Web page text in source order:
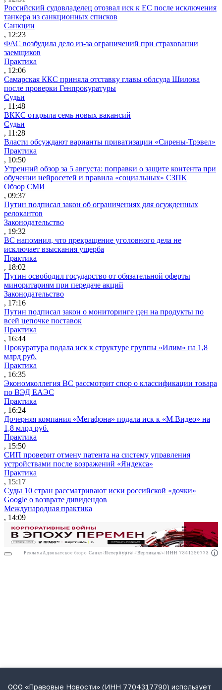
РекламаООО "Право.ру" ИНН: 7704835288
Российский судовладелец отозвал иск к ЕС после исключения
танкера из санкционных списков
Санкции
, 12:23
ФАС возбудила дело из-за ограничений при страховании
заемщиков
Практика
, 12:06
Самарская ККС приняла отставку главы облсуда Шилова
после проверки Генпрокуратуры
Судьи
, 11:48
ВККС открыла семь новых вакансий
Судьи
, 11:28
Власти обсуждают варианты приватизации «Сирены-Трэвел»
Практика
, 10:50
Утренний обзор за 5 августа: поправки о защите контента при
обучении нейросетей и правила «социальных» СЗПК
Обзор СМИ
, 09:37
Путин подписал закон об ограничениях для осужденных
релокантов
Законодательство
, 19:32
ВС напомнил, что прекращение уголовного дела не
исключает взыскания ущерба
Практика
, 18:02
Путин освободил государство от обязательной оферты
миноритариям при передаче акций
Законодательство
, 17:16
Путин подписал закон о мониторинге цен на продукты по
всей цепочке поставок
Практика
, 16:44
Прокуратура подала иск к структуре группы «Илим» на 1,8
млрд руб.
Практика
, 16:35
Экономколлегия ВС рассмотрит спор о классификации товара
по ВЭД ЕАЭС
Практика
, 16:24
Дочерняя компания «Мегафона» подала иск к «М.Видео» на
1,8 млрд руб.
Практика
, 15:50
СИП проверит отмену патента на систему управления
устройствами после возражений «Яндекса»
Практика
, 15:17
Суды 10 стран рассматривают иски российской «дочки»
Google о возврате дивидендов
Международная практика
, 14:09
Реклама Адвокатское бюро Санкт-Петербурга «Вертикаль» ИНН 7841290773
ООО «Правовые Новости» (ИНН 7704317790) использует